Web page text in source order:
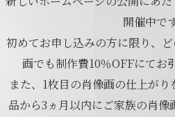
開催中です
初めてお申し込みの方に限り、
画でも制作費10％OFFにてお
また、1枚目の肖像画の仕上が
品から3ヵ月以内にご家族の肖